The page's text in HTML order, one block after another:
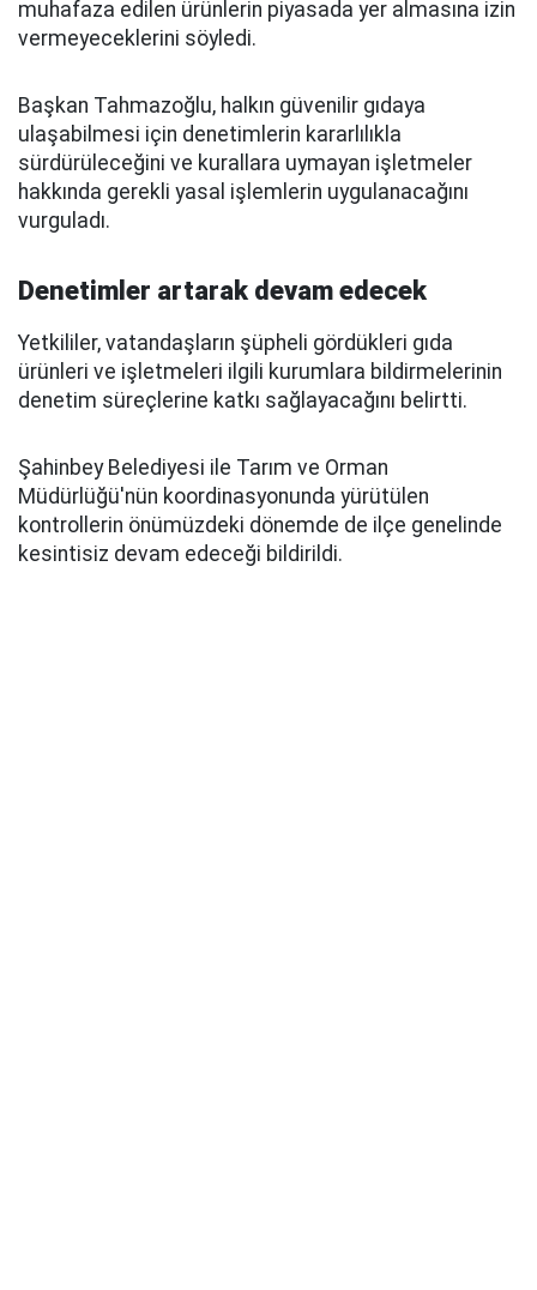
muhafaza edilen ürünlerin piyasada yer almasına izin
vermeyeceklerini söyledi.
Başkan Tahmazoğlu, halkın güvenilir gıdaya
ulaşabilmesi için denetimlerin kararlılıkla
sürdürüleceğini ve kurallara uymayan işletmeler
hakkında gerekli yasal işlemlerin uygulanacağını
vurguladı.
Denetimler artarak devam edecek
Yetkililer, vatandaşların şüpheli gördükleri gıda
ürünleri ve işletmeleri ilgili kurumlara bildirmelerinin
denetim süreçlerine katkı sağlayacağını belirtti.
Şahinbey Belediyesi ile Tarım ve Orman
Müdürlüğü'nün koordinasyonunda yürütülen
kontrollerin önümüzdeki dönemde de ilçe genelinde
kesintisiz devam edeceği bildirildi.